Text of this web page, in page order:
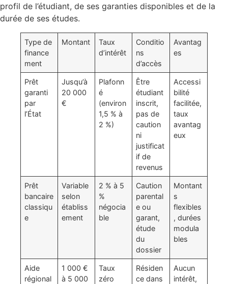
profil de l’étudiant, de ses garanties disponibles et de la
durée de ses études.
Type de
finance
ment
Montant
Taux
d’intérêt
Conditio
ns
d’accès
Avantag
es
Prêt
garanti
par
l’État
Jusqu’à
20 000
€
Plafonn
é
(environ
1,5 % à
2 %)
Être
étudiant
inscrit,
pas de
caution
ni
justificat
if de
revenus
Accessi
bilité
facilitée,
taux
avantag
eux
Prêt
bancaire
classiqu
e
Variable
selon
établiss
ement
2 % à 5
%
négocia
ble
Caution
parental
e ou
garant,
étude
du
dossier
Montant
s
flexibles
, durées
modula
bles
Aide
régional
1 000 €
à 5 000
Taux
zéro
Résiden
ce dans
Aucun
intérêt,